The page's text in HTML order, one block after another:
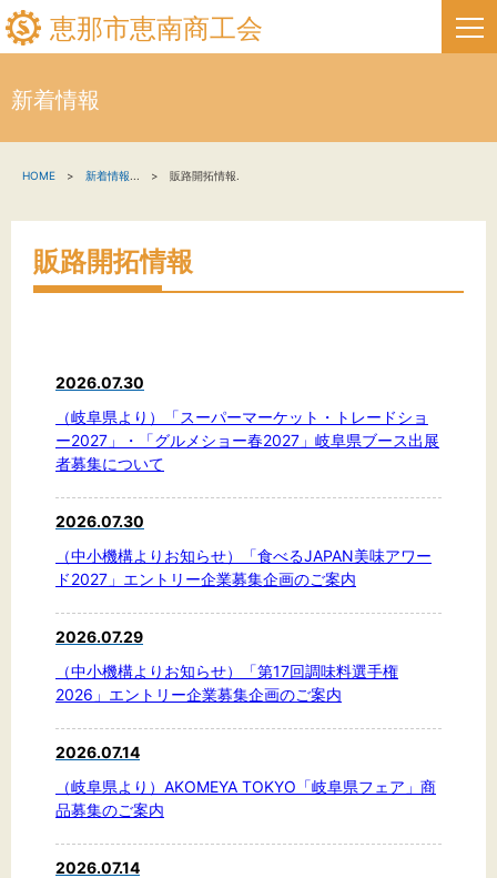
恵那市恵南商工会
新着情報
関係機関の方へ
恵那市フリーページタイトル
標準 拡大
黒 白 黄
新着情報
HOME 新着情報 販路開拓情報.
販路開拓情報
2026.07.30
（岐阜県より）「スーパーマーケット・トレードショ
ー2027」・「グルメショー春2027」岐阜県ブース出展
者募集について
2026.07.30
（中小機構よりお知らせ）「食べるJAPAN美味アワー
ド2027」エントリー企業募集企画のご案内
2026.07.29
（中小機構よりお知らせ）「第17回調味料選手権
2026」エントリー企業募集企画のご案内
2026.07.14
（岐阜県より）AKOMEYA TOKYO「岐阜県フェア」商
品募集のご案内
2026.07.14